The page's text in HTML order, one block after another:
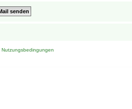
Nutzungsbedingungen